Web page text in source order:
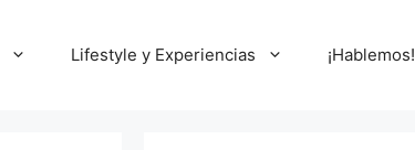
Lifestyle y Experiencias ¡Hablemos!